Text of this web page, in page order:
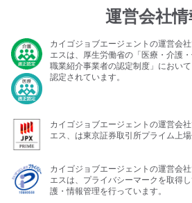
運営会社情
カイゴジョブエージェントの運営会
エスは、厚生労働省の「医療・介護
職業紹介事業者の認定制度」におい
認定されています。
カイゴジョブエージェントの運営会
エス、は東京証券取引所プライム上場
カイゴジョブエージェントの運営会
エスは、プライバシーマークを取得
護・情報管理を行っています。